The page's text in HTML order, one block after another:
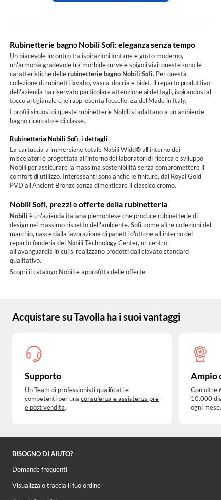
Rubinetterie bagno Nobili Sofì: eleganza senza tempo
Un piacevole incontro tra ispirazioni lontane e gusto moderno,
un'armonia gradevole tra morbide curve e spigoli vivi: queste sono le
caratteristiche dellerubinetterie bagno Nobili Sofì. Per questa
collezione di rubinetti lavabo, vasca, doccia e bidet, il reparto produttivo
dell'azienda ha riservato particolare attenzione ai dettagli, ispirandosi al
tocco artigianale che rappresenta l'eccellenza del Made in Italy.
I profili sinuosi di queste rubinetterie Nobili si adattano a un ambiente
bagno ricercato e di classe.
Rubinetteria Nobili Sofì, i dettagli
La cartuccia a immersione totale Nobili Widd® all'interno dei
miscelatori è progettata all’interno dei laboratori di ricerca e sviluppo
Nobili per assicurare la massima sostenibilità senza compromettere il
comfort di utilizzo. Interessanti sono anche le finiture, dal Royal Gold
PVD all'Ancient Bronze senza dimenticare il classico cromo.
Nobili Sofì, prezzi e offerte della rubinetteria
Nobili è un'azienda italiana piemontese che produce rubinetterie di
design nel massimo rispetto dell'ambiente. Sofì, come altre collezioni del
marchio, nasce dalla lavorazione di panetti d'ottone all'interno del
reparto fonderia del Nobili Technology Center, un centro
all'avanguardia in cui si realizzano prodotti dall'elevato standard
qualitativo.
Scopri il catalogo Nobili e approfitta delle offerte.
Acquistare su Tavolla ha i suoi vantaggi
Supporto
Un Team di professionisti qualificati e
competenti per una consulenza e assistenza pre
e post vendita.
Ampio
Con oltre
10.000
ogni mese.
BISOGNO DI AIUTO?
Domande frequenti
Visualizza o traccia il tuo ordine